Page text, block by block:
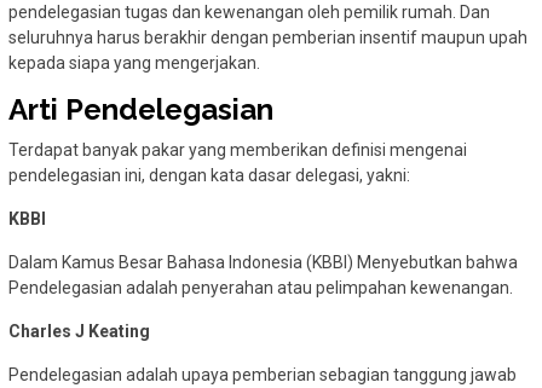
pendelegasian tugas dan kewenangan oleh pemilik rumah. Dan
seluruhnya harus berakhir dengan pemberian insentif maupun upah
kepada siapa yang mengerjakan.
Arti Pendelegasian
Terdapat banyak pakar yang memberikan definisi mengenai
pendelegasian ini, dengan kata dasar delegasi, yakni:
KBBI
Dalam Kamus Besar Bahasa Indonesia (KBBI) Menyebutkan bahwa
Pendelegasian adalah penyerahan atau pelimpahan kewenangan.
Charles J Keating
Pendelegasian adalah upaya pemberian sebagian tanggung jawab